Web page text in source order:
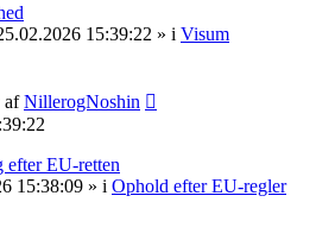
15:39:22 » i Visum
afNillerogNoshin
efter EU-retten
15:38:09 » i Ophold efter EU-regler